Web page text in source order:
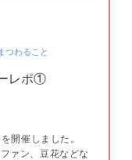
つわること
レポ①
開催しました。
ァン、豆花などな